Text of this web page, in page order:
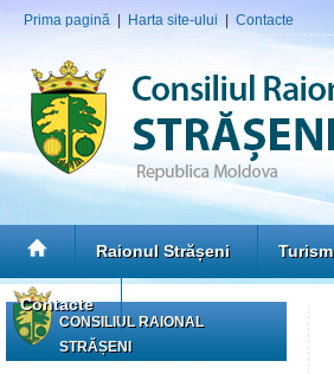
Prima pagină Harta site-ului Contacte
Raionul Strășeni Turism
Contacte
CONSILIUL RAIONAL
STRĂȘENI